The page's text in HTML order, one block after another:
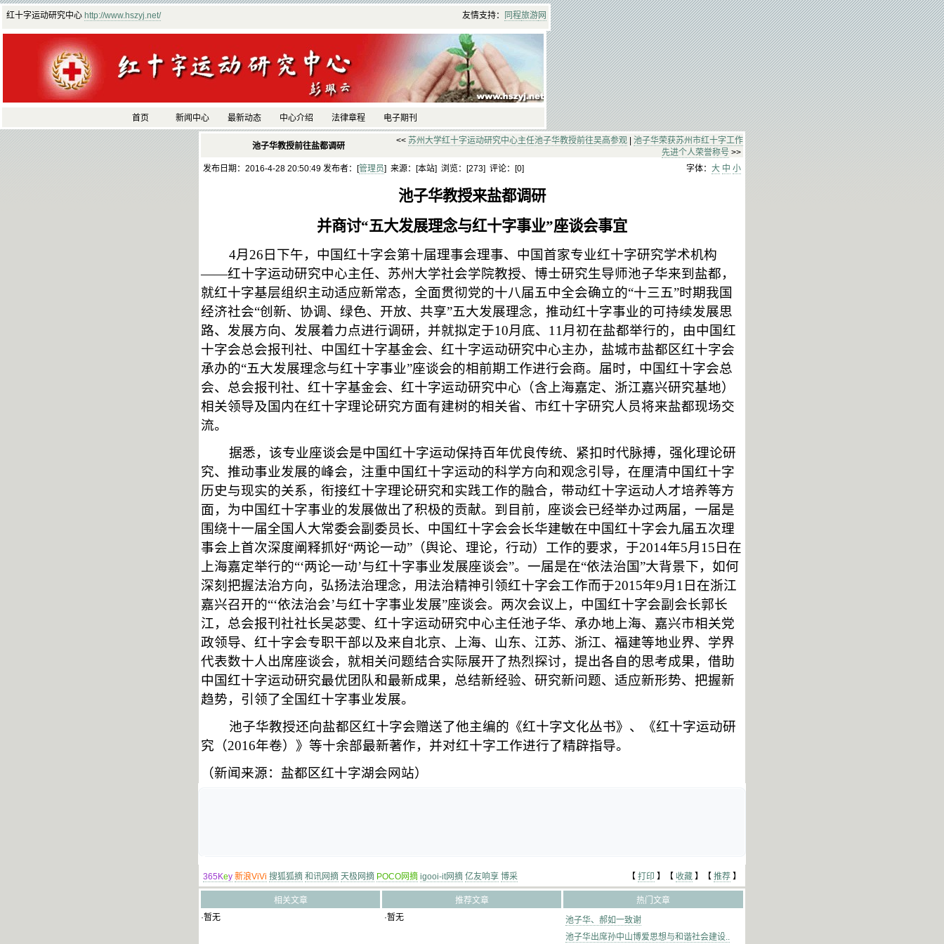
红十字运动研究中心 http://www.hszyj.net/ 友情支持： 同程旅游网
首页 新闻中心 最新动态 中心介绍 法律章程 电子期刊
池子华教授前往盐都调研
<< 苏州大学红十字运动研究中心主任池子华教授前往吴高参观
池子华荣获苏州市红十字工作
先进个人荣誉称号 >>
发布日期：2016-4-28 20:50:49 发布者：[管理员] 来源：[本站] 浏览：[273] 评论：[0] 字体： 大 中 小
池子华教授来盐都调研
并商讨“五大发展理念与红十字事业”座谈会事宜
4月26日下午，中国红十字会第十届理事会理事、中国首家专业红十字研究学术机构
——红十字运动研究中心主任、苏州大学社会学院教授、博士研究生导师池子华来到盐都，
就红十字基层组织主动适应新常态，全面贯彻党的十八届五中全会确立的“十三五”时期我国
经济社会“创新、协调、绿色、开放、共享”五大发展理念，推动红十字事业的可持续发展思
路、发展方向、发展着力点进行调研，并就拟定于10月底、11月初在盐都举行的，由中国红
十字会总会报刊社、中国红十字基金会、红十字运动研究中心主办，盐城市盐都区红十字会
承办的“五大发展理念与红十字事业”座谈会的相前期工作进行会商。届时，中国红十字会总
会、总会报刊社、红十字基金会、红十字运动研究中心（含上海嘉定、浙江嘉兴研究基地）
相关领导及国内在红十字理论研究方面有建树的相关省、市红十字研究人员将来盐都现场交
流。
据悉，该专业座谈会是中国红十字运动保持百年优良传统、紧扣时代脉搏，强化理论研
究、推动事业发展的峰会，注重中国红十字运动的科学方向和观念引导，在厘清中国红十字
历史与现实的关系，衔接红十字理论研究和实践工作的融合，带动红十字运动人才培养等方
面，为中国红十字事业的发展做出了积极的贡献。到目前，座谈会已经举办过两届，一届是
围绕十一届全国人大常委会副委员长、中国红十字会会长华建敏在中国红十字会九届五次理
事会上首次深度阐释抓好“两论一动”（舆论、理论，行动）工作的要求，于2014年5月15日在
上海嘉定举行的“‘两论一动’与红十字事业发展座谈会”。一届是在“依法治国”大背景下，如何
深刻把握法治方向，弘扬法治理念，用法治精神引领红十字会工作而于2015年9月1日在浙江
嘉兴召开的“‘依法治会’与红十字事业发展”座谈会。两次会议上，中国红十字会副会长郭长
江，总会报刊社社长吴苾雯、红十字运动研究中心主任池子华、承办地上海、嘉兴市相关党
政领导、红十字会专职干部以及来自北京、上海、山东、江苏、浙江、福建等地业界、学界
代表数十人出席座谈会，就相关问题结合实际展开了热烈探讨，提出各自的思考成果，借助
中国红十字运动研究最优团队和最新成果，总结新经验、研究新问题、适应新形势、把握新
趋势，引领了全国红十字事业发展。
池子华教授还向盐都区红十字会赠送了他主编的《红十字文化丛书》、《红十字运动研
究（2016年卷）》等十余部最新著作，并对红十字工作进行了精辟指导。
（新闻来源：盐都区红十字湖会网站）
365Key 新浪ViVi 搜狐狐摘 和讯网摘 天极网摘 POCO网摘 igooi-it网摘 亿友响享 博采 【 打印 】【 收藏 】【 推荐 】
相关文章 推荐文章
热门文章
·暂无
·暂无
池子华、郝如一致谢
池子华出席孙中山博爱思想与和谐社会建设..